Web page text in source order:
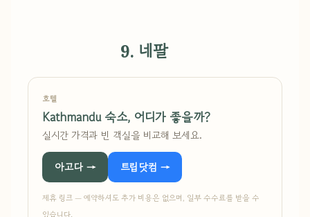
9. 네팔
호텔
Kathmandu 숙소, 어디가 좋을까?
실시간 가격과 빈 객실을 비교해 보세요.
아고다 → 트립닷컴 →
제휴 링크 — 예약하셔도 추가 비용은 없으며, 일부 수수료를 받을 수
있습니다.